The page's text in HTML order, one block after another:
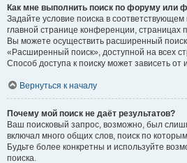
Как мне выполнить поиск по форуму или
Задайте условие поиска в
главной странице конференции,
Вы можете осуществить расширенный
«Расширенный поиск», доступной на всех
Способ доступа к поиску может зависеть от
Вернуться к началу
Почему мой поиск не даёт результатов?
Ваш поисковый запрос, возможно, был
включал много общих слов, поиск по
Будьте более конкретны и используйте
поиска.